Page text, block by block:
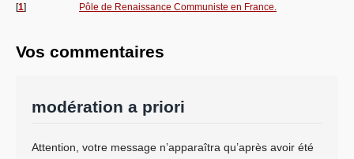
[1] Pôle de Renaissance Communiste en France.
Vos commentaires
modération a priori
Attention, votre message n’apparaîtra qu’après avoir été